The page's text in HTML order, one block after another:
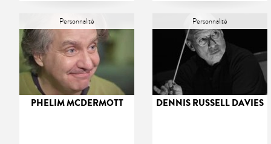
Personnalité
PHELIM MCDERMOTT
Personnalité
DENNIS RUSSELL DAVIES